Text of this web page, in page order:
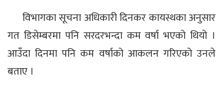
विभागका सूचना अधिकारी दिनकर कायस्थका अनुसार
गत डिसेम्बरमा पनि सरदरभन्दा कम वर्षा भएको थियो ।
आउँदा दिनमा पनि कम वर्षाको आकलन गरिएको उनले
बताए ।